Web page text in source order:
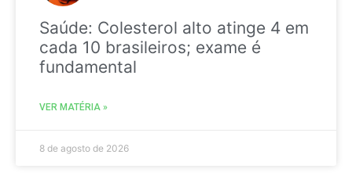
Saúde: Colesterol alto atinge 4 em
cada 10 brasileiros; exame é
fundamental
VER MATÉRIA »
8 de agosto de 2026